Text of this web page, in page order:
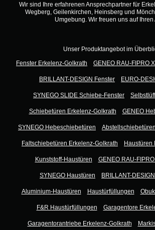
Wir sind Ihre erfahrenen Ansprechpartner für
Wegberg, Geilenkirchen, Heinsberg und
Umgebung. Wir freuen uns auf Ihren
Unser Produktangebot im
Fenster Erkelenz-Golkrath
GENEO RAU-FIPRO X
BRILLANT-DESIGN Fenster EURO-
SYNEGO SLIDE Schiebe-Fenster
Schiebetüren Erkelenz-Golkrath GENEO
SYNEGO Hebeschiebetüren
Faltschiebetüren Erkelenz-Golkrath Haustüren
Kunststoff-Haustüren GENEO RAU-
SYNEGO Haustüren BRILLANT-
Aluminium-Haustüren Haustürfüllungen
F&R Haustürfüllungen Garagentore
Garagentorantriebe Erkelenz-Golkrath